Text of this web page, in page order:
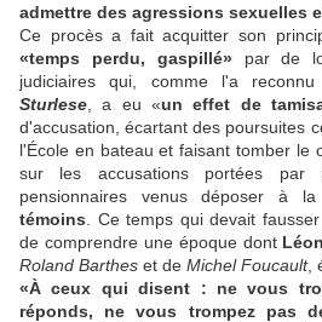
admettre des agressions sexuelles
Ce procès a fait acquitter son
«temps perdu, gaspillé»par de
judiciaires qui, comme l'a
Sturlese , a eu «un effet de
d'accusation, écartant des poursuites
l'École en bateau et faisant tomber le
sur les accusations portées par
pensionnaires venus déposer à
témoins . Ce temps qui devait
de comprendre une époque dont
Roland Barthes et de Michel Foucault,
«À ceux qui disent : ne vous
réponds, ne vous trompez pas